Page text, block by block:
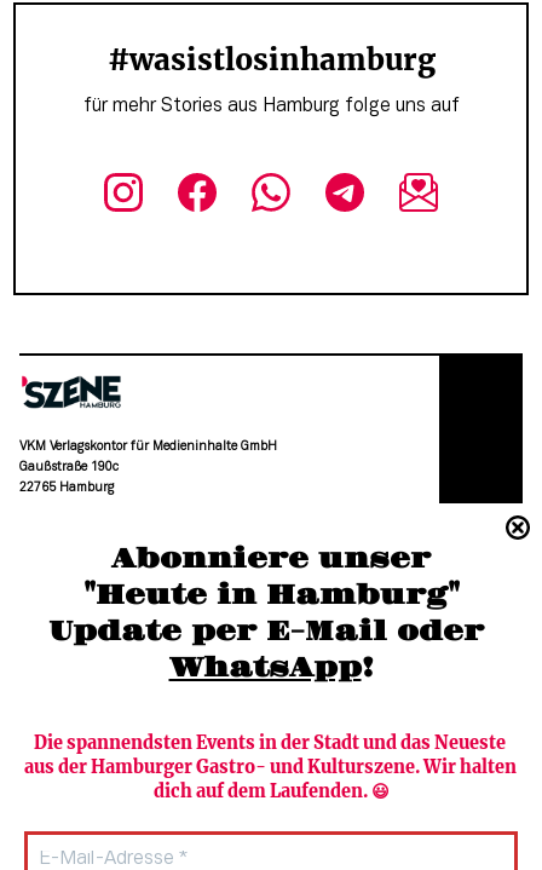
Abonniere unser
"Heute in Hamburg"
Update per E-Mail oder
WhatsApp!
Die spannendsten Events in der Stadt und das Neueste
aus der Hamburger Gastro- und Kulturszene. Wir halten
dich auf dem Laufenden. 😃
#wasistlosinhamburg
für mehr Stories aus Hamburg folge uns auf
VKM Verlagskontor für Medieninhalte GmbH
Gaußstraße 190c
22765 Hamburg
moc.grubmah-enezs@ofni
Newsletter abonnieren
HAMBURG PUR
Verlag